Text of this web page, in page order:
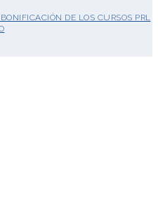
DE LOS CURSOS PRL